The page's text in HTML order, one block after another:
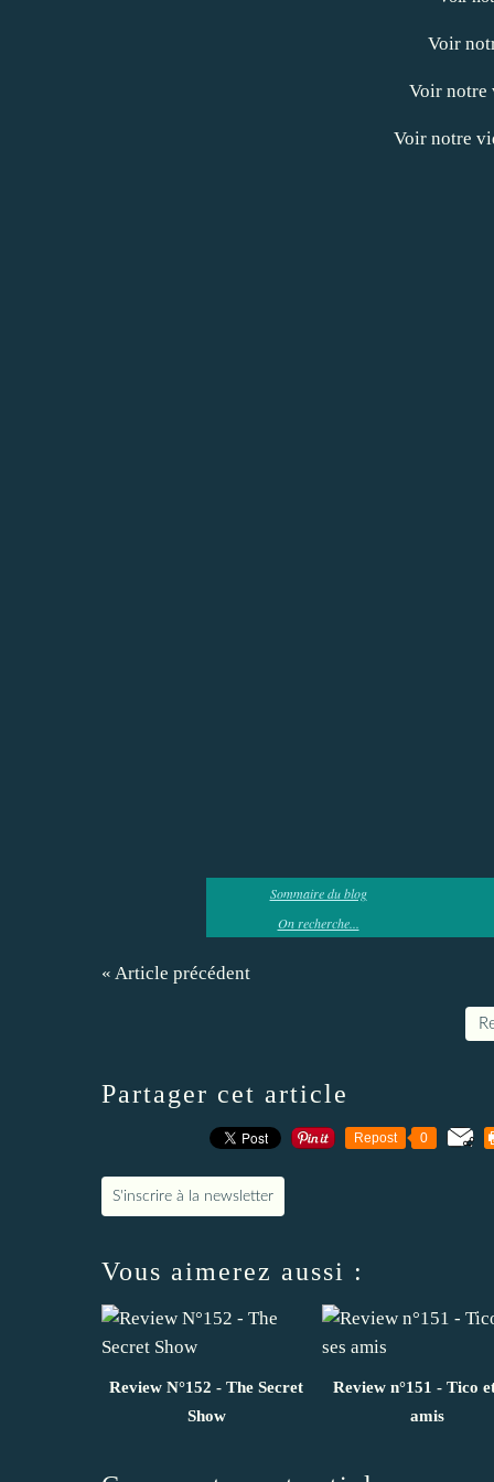
Voir
Voir notre
Voir notre
Sommaire du blog
On recherche...
« Article précédent
Partager cet article
Repost 0
S'inscrire à la newsletter
Vous aimerez aussi :
Review N°152 - The Secret
Show
Review n°151 - Tico
amis